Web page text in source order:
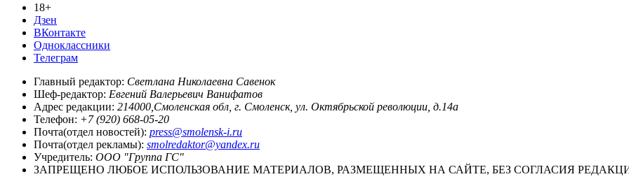
18+
Дзен
ВКонтакте
Одноклассники
Телеграм
Главный редактор: Светлана Николаевна Савенок
Шеф-редактор: Евгений Валерьевич Ванифатов
Адрес редакции: 214000,Смоленская обл, г. Смоленск, ул. Октябрьской революции, д.14а
Телефон: +7 (920) 668-05-20
Почта(отдел новостей): press@smolensk-i.ru
Почта(отдел рекламы): smolredaktor@yandex.ru
Учредитель: ООО "Группа ГС"
ЗАПРЕЩЕНО ЛЮБОЕ ИСПОЛЬЗОВАНИЕ МАТЕРИАЛОВ, РАЗМЕЩЕННЫХ НА САЙТЕ, БЕЗ СОГЛАСИЯ